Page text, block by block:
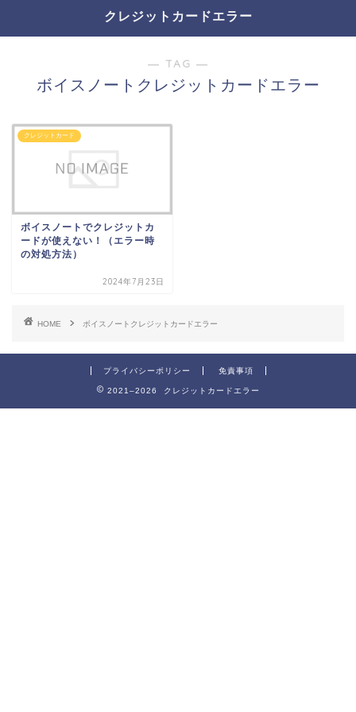
クレジットカードエラー
― TAG ―
ボイスノートクレジットカードエラー
クレジットカード
ボイスノートでクレジットカ
ードが使えない！（エラー時
の対処方法）
2024年7月23日
HOME ボイスノートクレジットカードエラー
プライバシーポリシー 免責事項
2021–2026 クレジットカードエラー